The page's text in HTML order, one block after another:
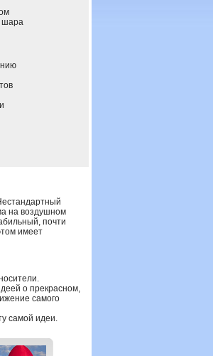
шара
на воздушном
почти
имеет
о прекрасном,
самого
самой идеи.